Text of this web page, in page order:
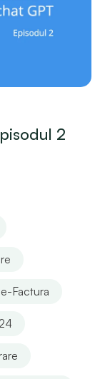
2
Factura